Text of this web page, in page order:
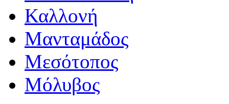
Καλλονή
Μανταμάδος
Μεσότοπος
Μόλυβος